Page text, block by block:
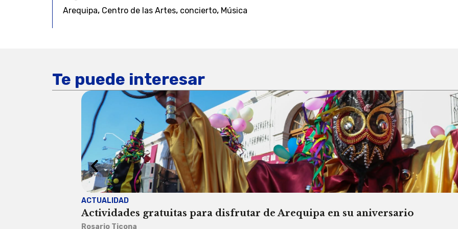
Arequipa, Centro de las Artes, concierto, Música
Te puede interesar
ACTUALIDAD
Actividades gratuitas para disfrutar de Arequipa en su aniversario
Rosario Ticona